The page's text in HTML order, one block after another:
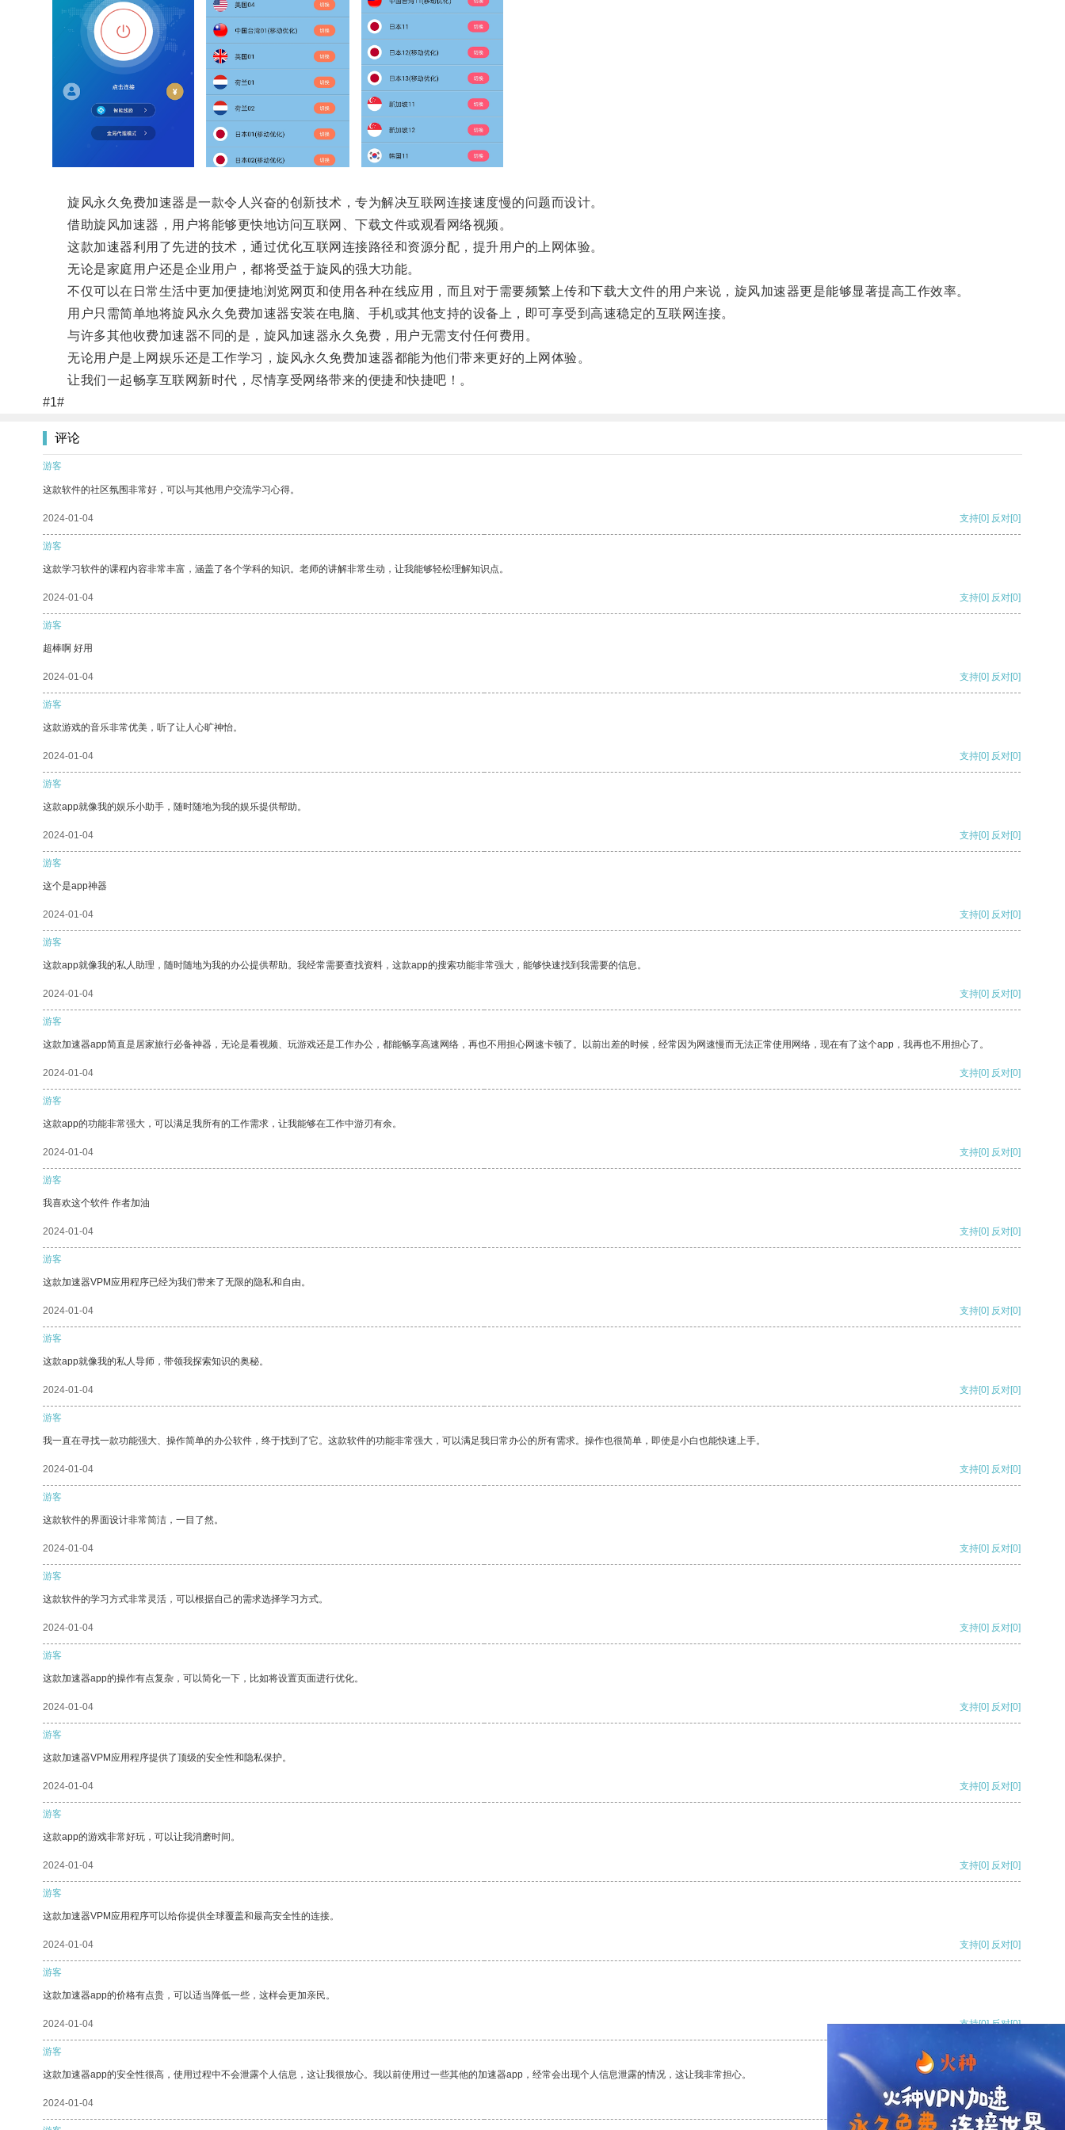
旋风永久免费加速器是一款令人兴奋的创新技术，专为解决互联网连接速度慢的问题而设计。
借助旋风加速器，用户将能够更快地访问互联网、下载文件或观看网络视频。
这款加速器利用了先进的技术，通过优化互联网连接路径和资源分配，提升用户的上网体验。
无论是家庭用户还是企业用户，都将受益于旋风的强大功能。
不仅可以在日常生活中更加便捷地浏览网页和使用各种在线应用，而且对于需要频繁上传和下载大文件的用户来说，旋风加速器更是能够显著提高工作效率。
用户只需简单地将旋风永久免费加速器安装在电脑、手机或其他支持的设备上，即可享受到高速稳定的互联网连接。
与许多其他收费加速器不同的是，旋风加速器永久免费，用户无需支付任何费用。
无论用户是上网娱乐还是工作学习，旋风永久免费加速器都能为他们带来更好的上网体验。
让我们一起畅享互联网新时代，尽情享受网络带来的便捷和快捷吧！。
#1#
评论
游客
这款软件的社区氛围非常好，可以与其他用户交流学习心得。
2024-01-04 支持[0] 反对[0]
游客
这款学习软件的课程内容非常丰富，涵盖了各个学科的知识。老师的讲解非常生动，让我能够轻松理解知识点。
2024-01-04 支持[0] 反对[0]
游客
超棒啊 好用
2024-01-04 支持[0] 反对[0]
游客
这款游戏的音乐非常优美，听了让人心旷神怡。
2024-01-04 支持[0] 反对[0]
游客
这款app就像我的娱乐小助手，随时随地为我的娱乐提供帮助。
2024-01-04 支持[0] 反对[0]
游客
这个是app神器
2024-01-04 支持[0] 反对[0]
游客
这款app就像我的私人助理，随时随地为我的办公提供帮助。我经常需要查找资料，这款app的搜索功能非常强大，能够快速找到我需要的信息。
2024-01-04 支持[0] 反对[0]
游客
这款加速器app简直是居家旅行必备神器，无论是看视频、玩游戏还是工作办公，都能畅享高速网络，再也不用担心网速卡顿了。以前出差的时候，经常因为网速慢而无法正常使用网络，现在有了这个app，我再也不用担心了。
2024-01-04 支持[0] 反对[0]
游客
这款app的功能非常强大，可以满足我所有的工作需求，让我能够在工作中游刃有余。
2024-01-04 支持[0] 反对[0]
游客
我喜欢这个软件 作者加油
2024-01-04 支持[0] 反对[0]
游客
这款加速器VPM应用程序已经为我们带来了无限的隐私和自由。
2024-01-04 支持[0] 反对[0]
游客
这款app就像我的私人导师，带领我探索知识的奥秘。
2024-01-04 支持[0] 反对[0]
游客
我一直在寻找一款功能强大、操作简单的办公软件，终于找到了它。这款软件的功能非常强大，可以满足我日常办公的所有需求。操作也很简单，即使是小白也能快速上手。
2024-01-04 支持[0] 反对[0]
游客
这款软件的界面设计非常简洁，一目了然。
2024-01-04 支持[0] 反对[0]
游客
这款软件的学习方式非常灵活，可以根据自己的需求选择学习方式。
2024-01-04 支持[0] 反对[0]
游客
这款加速器app的操作有点复杂，可以简化一下，比如将设置页面进行优化。
2024-01-04 支持[0] 反对[0]
游客
这款加速器VPM应用程序提供了顶级的安全性和隐私保护。
2024-01-04 支持[0] 反对[0]
游客
这款app的游戏非常好玩，可以让我消磨时间。
2024-01-04 支持[0] 反对[0]
游客
这款加速器VPM应用程序可以给你提供全球覆盖和最高安全性的连接。
2024-01-04 支持[0] 反对[0]
游客
这款加速器app的价格有点贵，可以适当降低一些，这样会更加亲民。
2024-01-04 支持[0] 反对[0]
游客
这款加速器app的安全性很高，使用过程中不会泄露个人信息，这让我很放心。我以前使用过一些其他的加速器app，经常会出现个人信息泄露的情况，这让我非常担心。
2024-01-04 支持[0] 反对